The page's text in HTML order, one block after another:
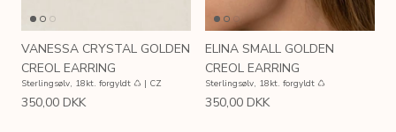
VANESSA CRYSTAL GOLDEN
CREOL EARRING
Sterlingsølv, 18kt. forgyldt ♺ | CZ
350,00 DKK
ELINA SMALL GOLDEN
CREOL EARRING
Sterlingsølv, 18kt. forgyldt ♺
350,00 DKK